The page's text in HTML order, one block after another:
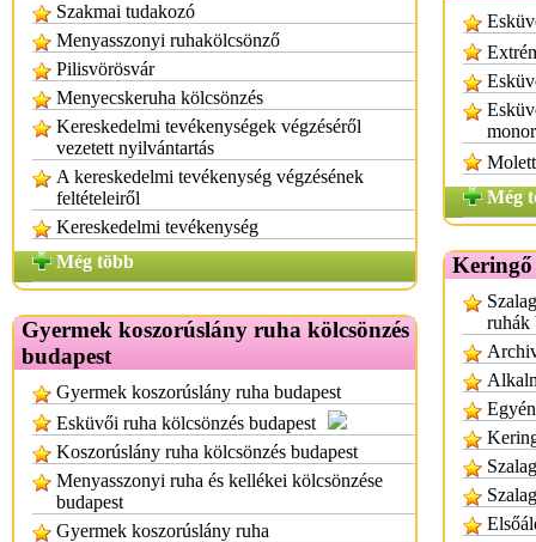
Szakmai tudakozó
Menyasszonyi ruhakölcsönző
Pilisvörösvár
Menyecskeruha kölcsönzés
Kereskedelmi tevékenységek végzéséről
vezetett nyilvántartás
A kereskedelmi tevékenység végzésének
feltételeiről
Kereskedelmi tevékenység
Még több
Gyermek koszorúslány ruha kölcsönzés
budapest
Gyermek koszorúslány ruha budapest
Esküvői ruha kölcsönzés budapest
Koszorúslány ruha kölcsönzés budapest
Menyasszonyi ruha és kellékei kölcsönzése
budapest
Gyermek koszorúslány ruha
Még
Keringő
ruhák